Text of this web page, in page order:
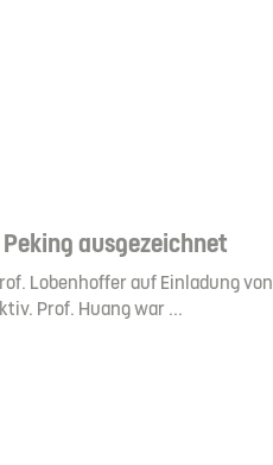
ausgezeichnet
Lobenhoffer auf Einladung von
Prof. Huang war ...